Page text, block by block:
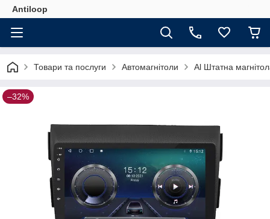
Antiloop
Товари та послуги Автомагнітоли Al Штатна
–32%